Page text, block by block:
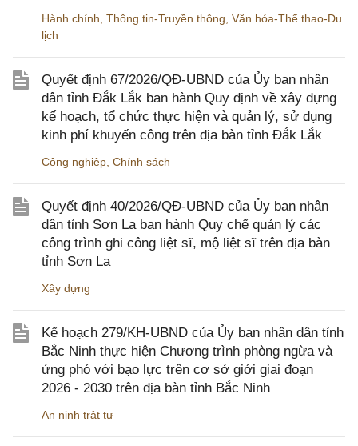
Hành chính Thông tin-Truyền thông Văn hóa-Thể thao-Du
lịch
Quyết định 67/2026/QĐ-UBND của Ủy ban nhân
dân tỉnh Đắk Lắk ban hành Quy định về xây dựng
kế hoạch, tổ chức thực hiện và quản lý, sử dụng
kinh phí khuyến công trên địa bàn tỉnh Đắk Lắk
Công nghiệp Chính sách
Quyết định 40/2026/QĐ-UBND của Ủy ban nhân
dân tỉnh Sơn La ban hành Quy chế quản lý các
công trình ghi công liệt sĩ, mộ liệt sĩ trên địa bàn
tỉnh Sơn La
Xây dựng
Kế hoạch 279/KH-UBND của Ủy ban nhân dân tỉnh
Bắc Ninh thực hiện Chương trình phòng ngừa và
ứng phó với bạo lực trên cơ sở giới giai đoạn
2026 - 2030 trên địa bàn tỉnh Bắc Ninh
An ninh trật tự